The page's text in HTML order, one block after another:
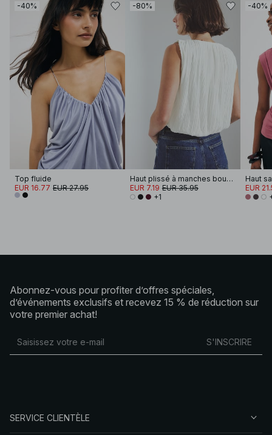
-40%
Top fluide
EUR 16.77 EUR 27.95
-80%
Haut plissé à manches bouffantes
EUR 7.19 EUR 35.95
+1
-40%
Haut
EUR
Abonnez-vous pour profiter d’offres spéciales,
d’événements exclusifs et recevez 15 % de réduction sur
votre premier achat!
S'INSCRIRE
SERVICE CLIENTÈLE